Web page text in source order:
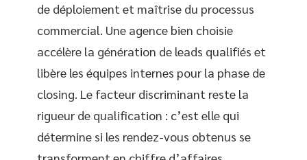
de déploiement et maîtrise du processus
commercial. Une agence bien choisie
accélère la génération de leads qualifiés et
libère les équipes internes pour la phase de
closing. Le facteur discriminant reste la
rigueur de qualification : c’est elle qui
détermine si les rendez-vous obtenus se